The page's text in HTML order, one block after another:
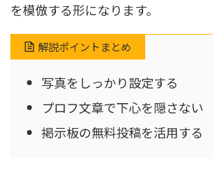
を模倣する形になります。
解説ポイントまとめ
写真をしっかり設定する
プロフ文章で下心を隠さない
掲示板の無料投稿を活用する